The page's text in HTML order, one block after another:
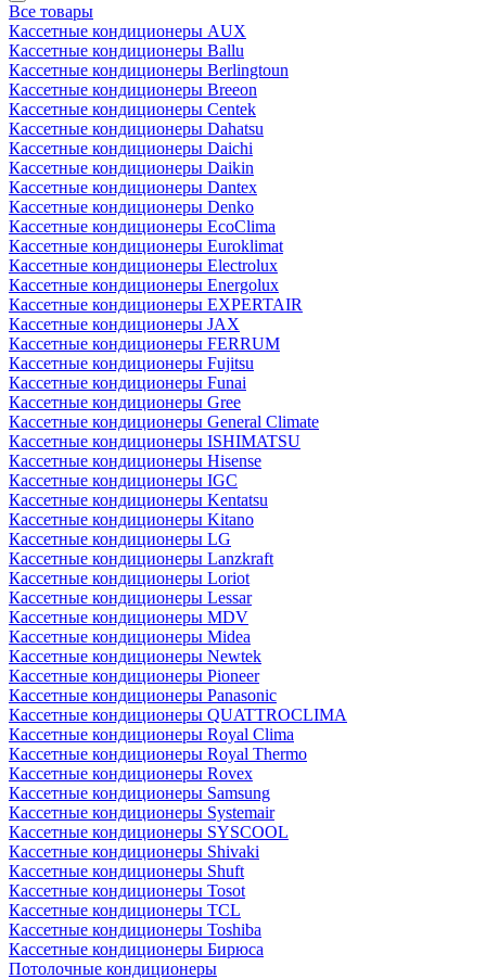
Все товары
Кассетные кондиционеры AUX
Кассетные кондиционеры Ballu
Кассетные кондиционеры Berlingtoun
Кассетные кондиционеры Breeon
Кассетные кондиционеры Centek
Кассетные кондиционеры Dahatsu
Кассетные кондиционеры Daichi
Кассетные кондиционеры Daikin
Кассетные кондиционеры Dantex
Кассетные кондиционеры Denko
Кассетные кондиционеры EcoClima
Кассетные кондиционеры Euroklimat
Кассетные кондиционеры Electrolux
Кассетные кондиционеры Energolux
Кассетные кондиционеры EXPERTAIR
Кассетные кондиционеры JAX
Кассетные кондиционеры FERRUM
Кассетные кондиционеры Fujitsu
Кассетные кондиционеры Funai
Кассетные кондиционеры Gree
Кассетные кондиционеры General Climate
Кассетные кондиционеры ISHIMATSU
Кассетные кондиционеры Hisense
Кассетные кондиционеры IGC
Кассетные кондиционеры Kentatsu
Кассетные кондиционеры Kitano
Кассетные кондиционеры LG
Кассетные кондиционеры Lanzkraft
Кассетные кондиционеры Loriot
Кассетные кондиционеры Lessar
Кассетные кондиционеры MDV
Кассетные кондиционеры Midea
Кассетные кондиционеры Newtek
Кассетные кондиционеры Pioneer
Кассетные кондиционеры Panasonic
Кассетные кондиционеры QUATTROCLIMA
Кассетные кондиционеры Royal Clima
Кассетные кондиционеры Royal Thermo
Кассетные кондиционеры Rovex
Кассетные кондиционеры Samsung
Кассетные кондиционеры Systemair
Кассетные кондиционеры SYSCOOL
Кассетные кондиционеры Shivaki
Кассетные кондиционеры Shuft
Кассетные кондиционеры Tosot
Кассетные кондиционеры TCL
Кассетные кондиционеры Toshiba
Кассетные кондиционеры Бирюса
Потолочные кондиционеры